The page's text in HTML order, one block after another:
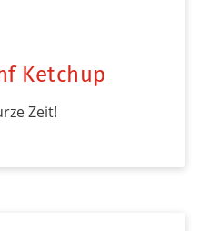
Ketchup
Zeit!